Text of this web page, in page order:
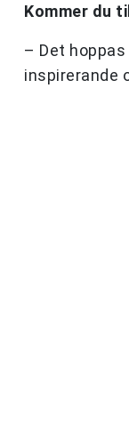
Kommer du
– Det
inspirerande